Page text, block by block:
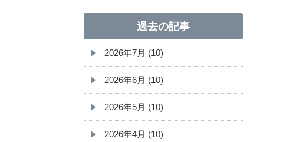
過去の記事
2026年7月 (10)
2026年6月 (10)
2026年5月 (10)
2026年4月 (10)